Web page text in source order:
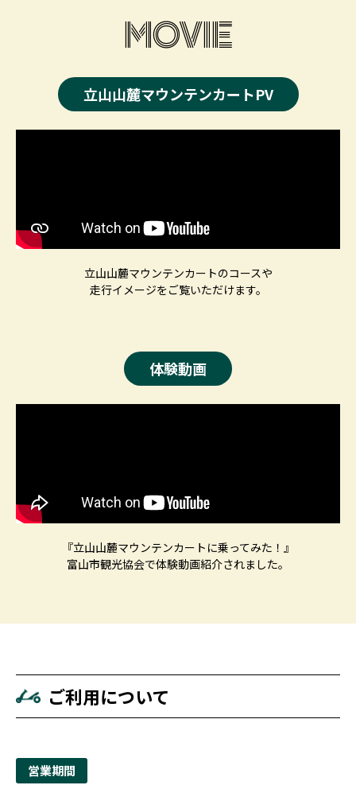
MOVIE
立山山麓マウンテンカートPV
立山山麓マウンテンカートのコースや
走行イメージをご覧いただけます。
体験動画
『立山山麓マウンテンカートに乗ってみた！』
富山市観光協会で体験動画紹介されました。
ご利用について
営業期間